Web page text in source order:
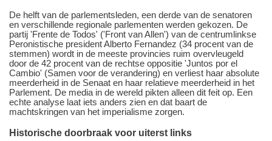
De helft van de parlementsleden, een derde van de senatoren
en verschillende regionale parlementen werden gekozen. De
partij 'Frente de Todos' ('Front van Allen') van de centrumlinkse
Peronistische president Alberto Fernandez (34 procent van de
stemmen) wordt in de meeste provincies ruim overvleugeld
door de 42 procent van de rechtse oppositie 'Juntos por el
Cambio' (Samen voor de verandering) en verliest haar absolute
meerderheid in de Senaat en haar relatieve meerderheid in het
Parlement. De media in de wereld pikten alleen dit feit op. Een
echte analyse laat iets anders zien en dat baart de
machtskringen van het imperialisme zorgen.
Historische doorbraak voor uiterst links